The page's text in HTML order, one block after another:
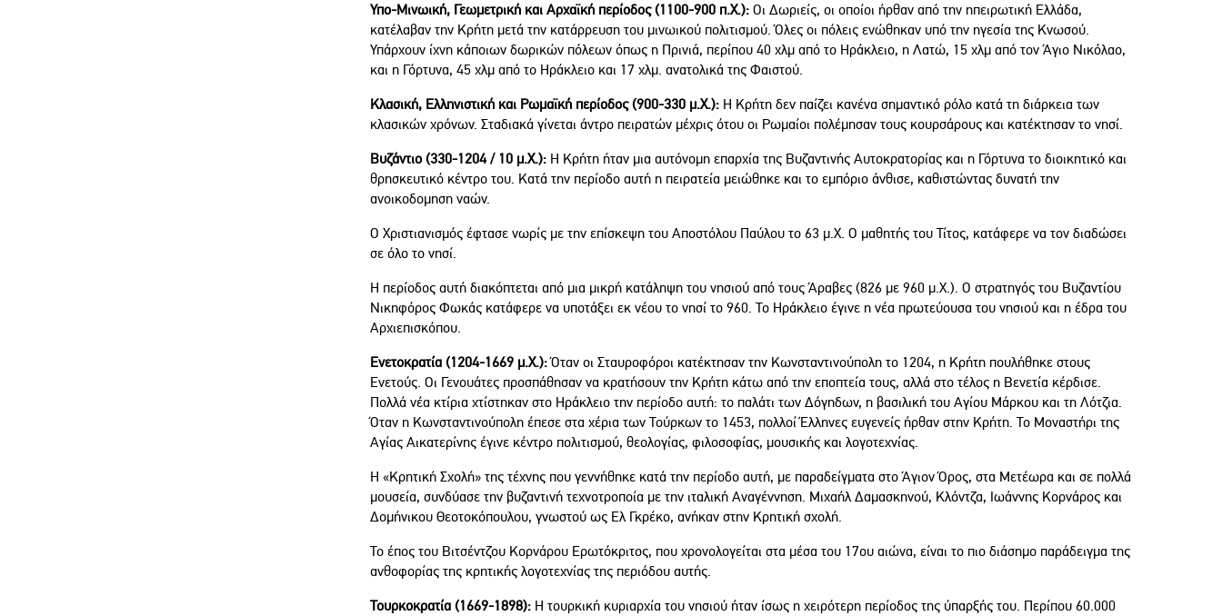
Υπο-Μινωική, Γεωμετρική και Αρχαϊκή περίοδος (1100-900 π.Χ.): Οι Δωριείς, οι οποίοι ήρθαν από την ηπειρωτική Ελλάδα,
κατέλαβαν την Κρήτη μετά την κατάρρευση του μινωικού πολιτισμού. Όλες οι πόλεις ενώθηκαν υπό την ηγεσία της Κνωσού.
Υπάρχουν ίχνη κάποιων δωρικών πόλεων όπως η Πρινιά, περίπου 40 χλμ από το Ηράκλειο, η Λατώ, 15 χλμ από τον Άγιο Νικόλαο,
και η Γόρτυνα, 45 χλμ από το Ηράκλειο και 17 χλμ. ανατολικά της Φαιστού.
Κλασική, Ελληνιστική και Ρωμαϊκή περίοδος (900-330 μ.Χ.): Η Κρήτη δεν παίζει κανένα σημαντικό ρόλο κατά τη διάρκεια των
κλασικών χρόνων. Σταδιακά γίνεται άντρο πειρατών μέχρις ότου οι Ρωμαίοι πολέμησαν τους κουρσάρους και κατέκτησαν το νησί.
Βυζάντιο (330-1204 / 10 μ.Χ.): Η Κρήτη ήταν μια αυτόνομη επαρχία της Βυζαντινής Αυτοκρατορίας και η Γόρτυνα το διοικητικό και
θρησκευτικό κέντρο του. Κατά την περίοδο αυτή η πειρατεία μειώθηκε και το εμπόριο άνθισε, καθιστώντας δυνατή την
ανοικοδομηση ναών.
Ο Χριστιανισμός έφτασε νωρίς με την επίσκεψη του Αποστόλου Παύλου το 63 μ.Χ. Ο μαθητής του Τίτος, κατάφερε να τον διαδώσει
σε όλο το νησί.
Η περίοδος αυτή διακόπτεται από μια μικρή κατάληψη του νησιού από τους Άραβες (826 με 960 μ.Χ.). Ο στρατηγός του Βυζαντίου
Νικηφόρος Φωκάς κατάφερε να υποτάξει εκ νέου το νησί το 960. Το Ηράκλειο έγινε η νέα πρωτεύουσα του νησιού και η έδρα του
Αρχιεπισκόπου.
Ενετοκρατία (1204-1669 μ.Χ.):Όταν οι Σταυροφόροι κατέκτησαν την Κωνσταντινούπολη το 1204, η Κρήτη πουλήθηκε στους
Ενετούς. Οι Γενουάτες προσπάθησαν να κρατήσουν την Κρήτη κάτω από την εποπτεία τους, αλλά στο τέλος η Βενετία κέρδισε.
Πολλά νέα κτίρια χτίστηκαν στο Ηράκλειο την περίοδο αυτή: το παλάτι των Δόγηδων, η βασιλική του Αγίου Μάρκου και τη Λότζια.
Όταν η Κωνσταντινούπολη έπεσε στα χέρια των Τούρκων το 1453, πολλοί Έλληνες ευγενείς ήρθαν στην Κρήτη. Το Μοναστήρι της
Αγίας Αικατερίνης έγινε κέντρο πολιτισμού, θεολογίας, φιλοσοφίας, μουσικής και λογοτεχνίας.
Η «Κρητική Σχολή» της τέχνης που γεννήθηκε κατά την περίοδο αυτή, με παραδείγματα στο Άγιον Όρος, στα Μετέωρα και σε πολλά
μουσεία, συνδύασε την βυζαντινή τεχνοτροποία με την ιταλική Αναγέννηση. Μιχαήλ Δαμασκηνού, Κλόντζα, Ιωάννης Κορνάρος και
Δομήνικου Θεοτοκόπουλου, γνωστού ως Ελ Γκρέκο, ανήκαν στην Κρητική σχολή.
Το έπος του Βιτσέντζου Κορνάρου Ερωτόκριτος, που χρονολογείται στα μέσα του 17ου αιώνα, είναι το πιο διάσημο παράδειγμα της
ανθοφορίας της κρητικής λογοτεχνίας της περιόδου αυτής.
Τουρκοκρατία (1669-1898): Η τουρκική κυριαρχία του νησιού ήταν ίσως η χειρότερη περίοδος της ύπαρξής του. Περίπου 60.000